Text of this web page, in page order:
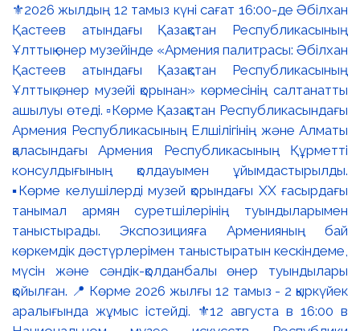
⚜️2026 жылдың 12 тамыз күні сағат 16:00-де Әбілхан
Қастеев атындағы Қазақстан Республикасының
Ұлттық өнер музейінде «Армения палитрасы: Әбілхан
Қастеев атындағы Қазақстан Республикасының
Ұлттық өнер музейі қорынан» көрмесінің салтанатты
ашылуы өтеді. ▫️Көрме Қазақстан Республикасындағы
Армения Республикасының Елшілігінің және Алматы
қаласындағы Армения Республикасының Құрметті
консулдығының қолдауымен ұйымдастырылды.
▪️Көрме келушілерді музей қорындағы ХХ ғасырдағы
танымал армян суретшілерінің туындыларымен
таныстырады. Экспозицияға Арменияның бай
көркемдік дәстүрлерімен таныстыратын кескіндеме,
мүсін және сәндік-қолданбалы өнер туындылары
қойылған. 📍 Көрме 2026 жылғы 12 тамыз - 2 қыркүйек
аралығында жұмыс істейді. ⚜️12 августа в 16:00 в